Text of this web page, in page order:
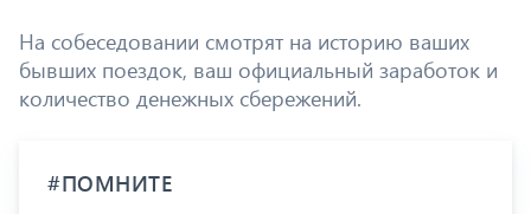
На собеседовании смотрят на историю ваших
бывших поездок, ваш официальный заработок и
количество денежных сбережений.
#ПОМНИТЕ